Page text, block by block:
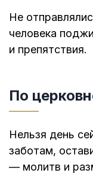
Не
человека
и препятствия.
По
Нельзя день
заботам,
— молитв и